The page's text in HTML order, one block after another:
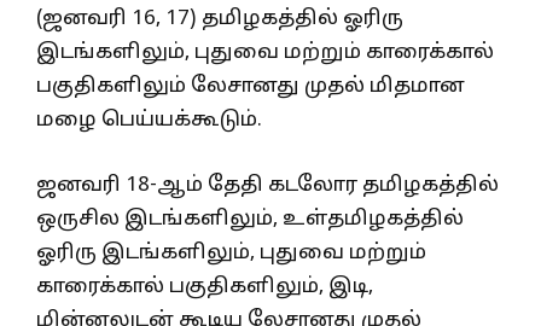
(ஜனவரி 16, 17) தமிழகத்தில் ஓரிரு
இடங்களிலும், புதுவை மற்றும் காரைக்கால்
பகுதிகளிலும் லேசானது முதல் மிதமான
மழை பெய்யக்கூடும்.
ஜனவரி 18-ஆம் தேதி கடலோர தமிழகத்தில்
ஒருசில இடங்களிலும், உள்தமிழகத்தில்
ஓரிரு இடங்களிலும், புதுவை மற்றும்
காரைக்கால் பகுதிகளிலும், இடி,
மின்னலுடன் கூடிய லேசானது முதல்